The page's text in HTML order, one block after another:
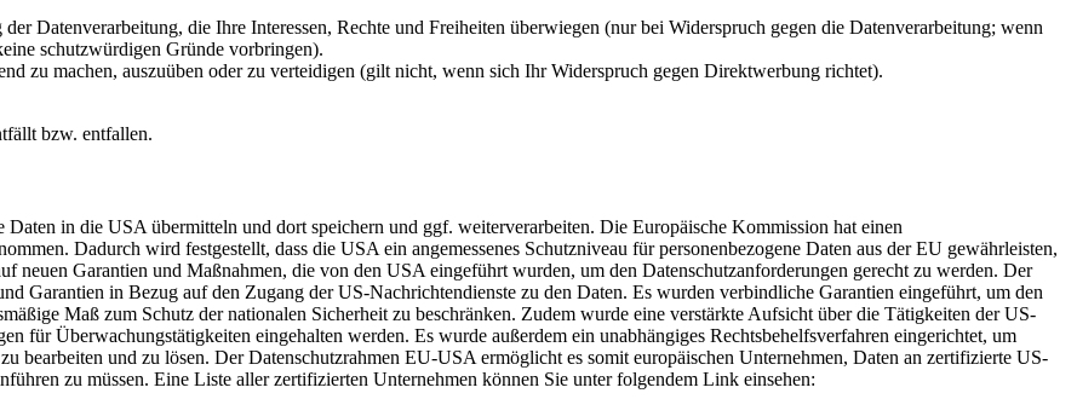
Datenverarbeitung, die Ihre Interessen, Rechte und Freiheiten überwiegen (nur bei Widerspruch gegen die Datenverarbeitung; wenn
schutzwürdigen Gründe vorbringen).
zu machen, auszuüben oder zu verteidigen (gilt nicht, wenn sich Ihr Widerspruch gegen Direktwerbung richtet).
bzw. entfallen.
in die USA übermitteln und dort speichern und ggf. weiterverarbeiten. Die Europäische Kommission hat einen
Dadurch wird festgestellt, dass die USA ein angemessenes Schutzniveau für personenbezogene Daten aus der EU gewährleisten,
neuen Garantien und Maßnahmen, die von den USA eingeführt wurden, um den Datenschutzanforderungen gerecht zu werden. Der
Garantien in Bezug auf den Zugang der US-Nachrichtendienste zu den Daten. Es wurden verbindliche Garantien eingeführt, um den
Maß zum Schutz der nationalen Sicherheit zu beschränken. Zudem wurde eine verstärkte Aufsicht über die Tätigkeiten der US-
für Überwachungstätigkeiten eingehalten werden. Es wurde außerdem ein unabhängiges Rechtsbehelfsverfahren eingerichtet, um
bearbeiten und zu lösen. Der Datenschutzrahmen EU-USA ermöglicht es somit europäischen Unternehmen, Daten an zertifizierte US-
zu müssen. Eine Liste aller zertifizierten Unternehmen können Sie unter folgendem Link einsehen: